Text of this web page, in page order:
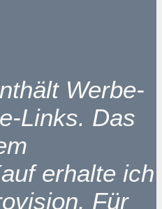
Werbe-
Links. Das
erhalte ich
Für